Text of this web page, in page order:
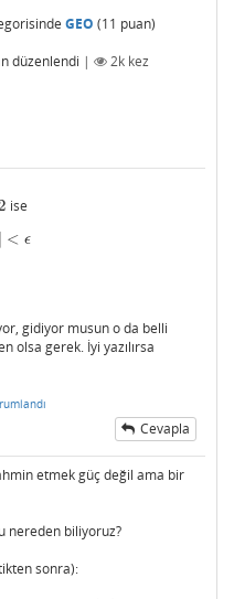
GEO (11 puan)
düzenlendi | 2k kez
ise
< ϵ
gidiyor musun o da belli
olsa gerek. İyi yazılırsa
Cevapla
etmek güç değil ama bir
nereden biliyoruz?
sonra):